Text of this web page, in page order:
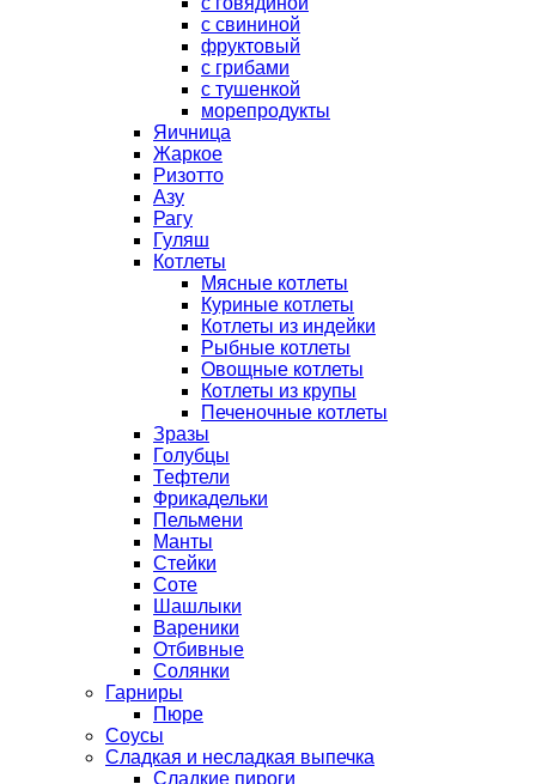
с свининой
фруктовый
с грибами
с тушенкой
морепродукты
Яичница
Жаркое
Ризотто
Азу
Рагу
Гуляш
Котлеты
Мясные котлеты
Куриные котлеты
Котлеты из индейки
Рыбные котлеты
Овощные котлеты
Котлеты из крупы
Печеночные котлеты
Зразы
Голубцы
Тефтели
Фрикадельки
Пельмени
Манты
Стейки
Соте
Шашлыки
Вареники
Отбивные
Солянки
Гарниры
Пюре
Соусы
Сладкая и несладкая выпечка
Сладкие пироги